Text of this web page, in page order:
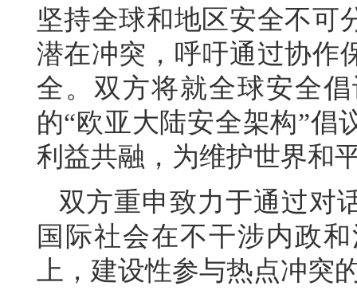
坚持全球和地区安全不可
潜在冲突，呼吁通过协作
全。双方将就全球安全
的“欧亚大陆安全架构”倡
利益共融，为维护世界和
双方重申致力于通过对
国际社会在不干涉内政
上，建设性参与热点冲突